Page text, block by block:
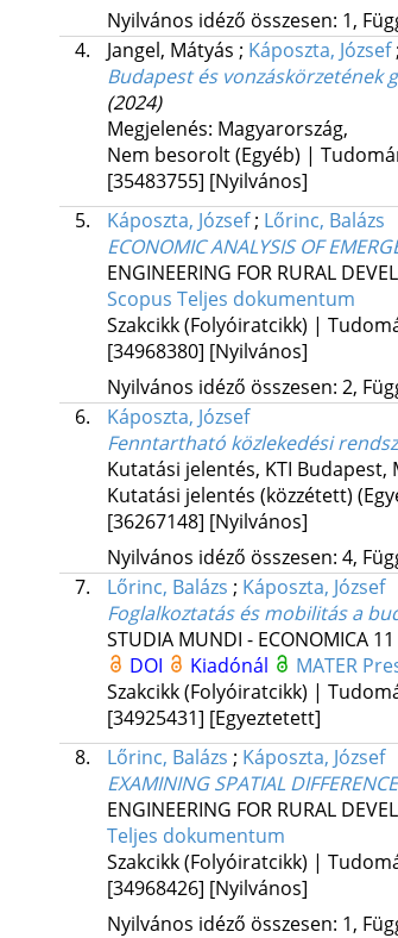
Nyilvános idéző összesen: 1,
4.
Jangel, Mátyás ; Káposzta, József;
Budapest és vonzáskörzetének
(2024)
Megjelenés: Magyarország,
Nem besorolt (Egyéb) |
[35483755] [Nyilvános]
5.
Káposzta, József; Lőrinc, Balázs
ECONOMIC ANALYSIS OF
ENGINEERING FOR RURAL
Scopus Teljes dokumentum
Szakcikk (Folyóiratcikk) |
[34968380] [Nyilvános]
Nyilvános idéző összesen: 2,
6.
Káposzta, József
Fenntartható közlekedési
Kutatási jelentés, KTI Budapest,
Kutatási jelentés (közzétett)
[36267148] [Nyilvános]
Nyilvános idéző összesen: 4,
7.
Lőrinc, Balázs ; Káposzta, József
Foglalkoztatás és mobilitás a
STUDIA MUNDI - ECONOMICA 11
DOI
Kiadónál MATER
Szakcikk (Folyóiratcikk) |
[34925431] [Egyeztetett]
8.
Lőrinc, Balázs ; Káposzta, József
EXAMINING SPATIAL
ENGINEERING FOR RURAL
Teljes dokumentum
Szakcikk (Folyóiratcikk) |
[34968426] [Nyilvános]
Nyilvános idéző összesen: 1,